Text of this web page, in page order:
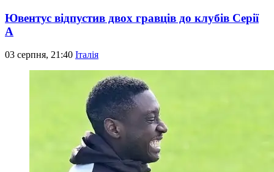
Ювентус відпустив двох гравців до клубів Серії
А
03 серпня, 21:40 Італія